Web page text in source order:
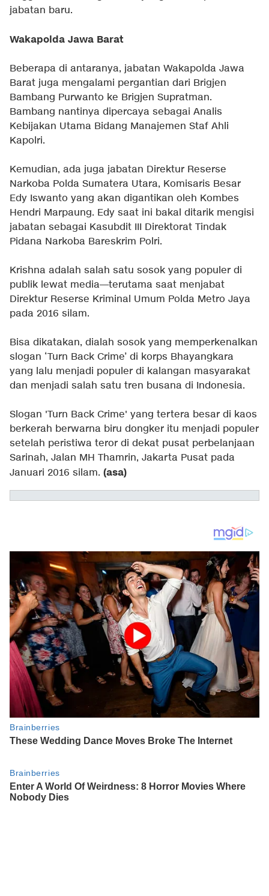
jabatan baru.
Wakapolda Jawa Barat
Beberapa di antaranya, jabatan Wakapolda Jawa
Barat juga mengalami pergantian dari Brigjen
Bambang Purwanto ke Brigjen Supratman.
Bambang nantinya dipercaya sebagai Analis
Kebijakan Utama Bidang Manajemen Staf Ahli
Kapolri.
Kemudian, ada juga jabatan Direktur Reserse
Narkoba Polda Sumatera Utara, Komisaris Besar
Edy Iswanto yang akan digantikan oleh Kombes
Hendri Marpaung. Edy saat ini bakal ditarik mengisi
jabatan sebagai Kasubdit III Direktorat Tindak
Pidana Narkoba Bareskrim Polri.
Krishna adalah salah satu sosok yang populer di
publik lewat media—terutama saat menjabat
Direktur Reserse Kriminal Umum Polda Metro Jaya
pada 2016 silam.
Bisa dikatakan, dialah sosok yang memperkenalkan
slogan ‘Turn Back Crime’ di korps Bhayangkara
yang lalu menjadi populer di kalangan masyarakat
dan menjadi salah satu tren busana di Indonesia.
Slogan 'Turn Back Crime' yang tertera besar di kaos
berkerah berwarna biru dongker itu menjadi populer
setelah peristiwa teror di dekat pusat perbelanjaan
Sarinah, Jalan MH Thamrin, Jakarta Pusat pada
Januari 2016 silam. (asa)